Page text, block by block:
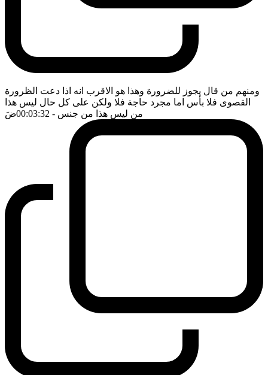
ومنهم من قال يجوز للضرورة وهذا هو الاقرب انه اذا دعت الظرورة
القصوى فلا بأس اما مجرد حاجة فلا ولكن على كل حال ليس هذا
من ليس هذا من جنس - 00:03:32 ضَ